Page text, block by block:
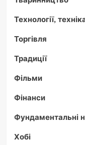
Технології,
Торгівля
Традиції
Фільми
Фінанси
Фундаментальні
Хобі